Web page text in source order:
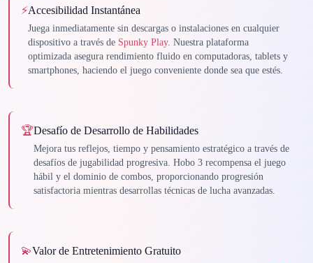
⚡Accesibilidad Instantánea
Juega inmediatamente sin descargas o instalaciones en cualquier
dispositivo a través de Spunky Play. Nuestra plataforma
optimizada asegura rendimiento fluido en computadoras, tablets y
smartphones, haciendo el juego conveniente donde sea que estés.
🏆Desafío de Desarrollo de Habilidades
Mejora tus reflejos, tiempo y pensamiento estratégico a través de
desafíos de jugabilidad progresiva. Hobo 3 recompensa el juego
hábil y el dominio de combos, proporcionando progresión
satisfactoria mientras desarrollas técnicas de lucha avanzadas.
💫Valor de Entretenimiento Gratuito